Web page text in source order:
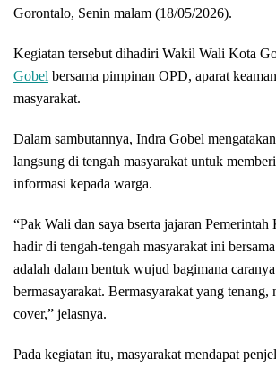
Gorontalo, Senin malam (18/05/2026).
Kegiatan tersebut dihadiri Wakil Wali Kota
Gobel bersama pimpinan OPD, aparat
masyarakat.
Dalam sambutannya, Indra Gobel
langsung di tengah masyarakat untuk
informasi kepada warga.
“Pak Wali dan saya bserta jajaran
hadir di tengah-tengah masyarakat ini
adalah dalam bentuk wujud bagimana
bermasayarakat. Bermasyarakat yang tenang,
cover,” jelasnya.
Pada kegiatan itu, masyarakat mendapat